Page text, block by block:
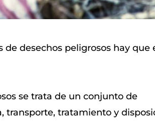
de desechos peligrosos hay que
se trata de un conjunto de
transporte, tratamiento y